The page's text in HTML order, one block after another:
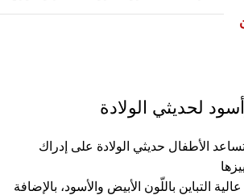
لحديثي الولادة
الأطفال حديثي الولادة على إدراك
التباين باللّون الأبيض والأسود، بالإضافة